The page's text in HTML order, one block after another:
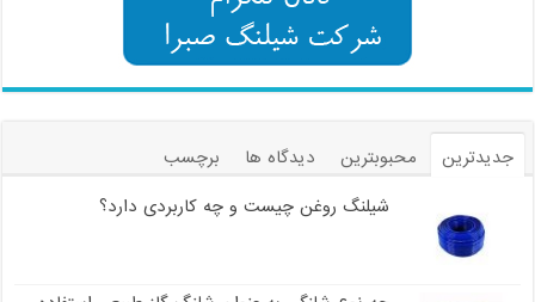
جدیدترین محبوبترین دیدگاه ها
برچسب
شیلنگ روغن چیست و چه کاربردی دارد؟